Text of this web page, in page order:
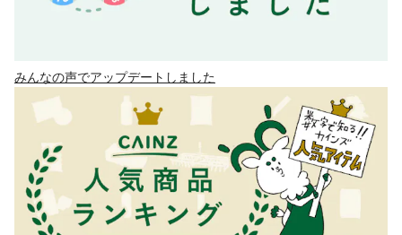
みんなの声でアップデートしました